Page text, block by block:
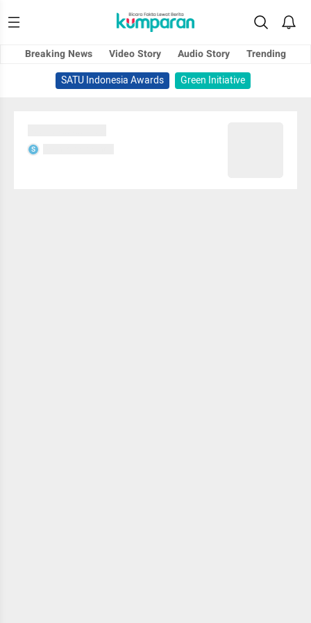
Breaking News Video Story Audio Story
Trending
SATU Indonesia Awards
Green Initiative
S